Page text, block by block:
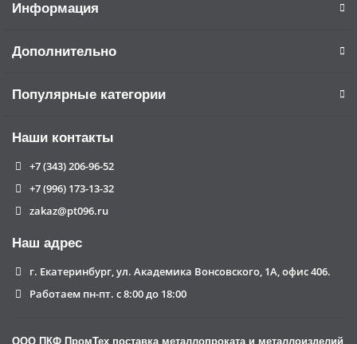
Информация
Дополнительно
Популярные категории
Наши контакты
+7 (343) 206-96-52
+7 (996) 173-13-32
zakaz@pt096.ru
Наш адрес
г. Екатеринбург, ул. Академика Вонсовского, 1А, офис 406.
Работаем пн-пт. с 8:00 до 18:00
ООО ПКФ ПромТех поставка металлопроката и металлоизделий